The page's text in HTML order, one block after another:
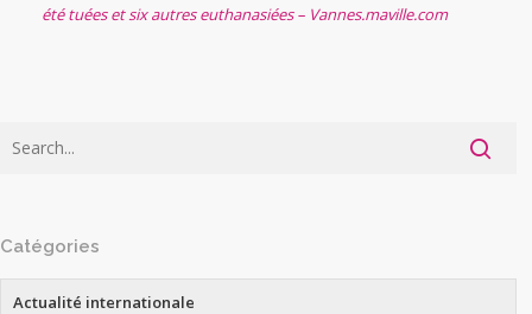
été tuées et six autres euthanasiées – Vannes.maville.com
Catégories
Actualité internationale